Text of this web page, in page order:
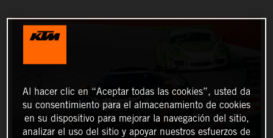
Al hacer clic en “Aceptar todas las cookies”, usted da
su consentimiento para el almacenamiento de cookies
en su dispositivo para mejorar la navegación del sitio,
analizar el uso del sitio y apoyar nuestros esfuerzos de